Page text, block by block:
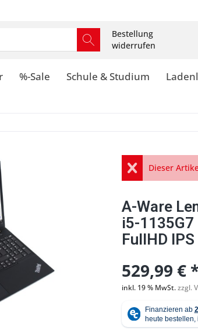
Bestellung
widerrufen
%-Sale Schule & Studium
Abbildung ähnlich
Dieser
A-Ware
i5-1135G7
FullHD
529,99 €
inkl. 19 % MwSt.zzgl.